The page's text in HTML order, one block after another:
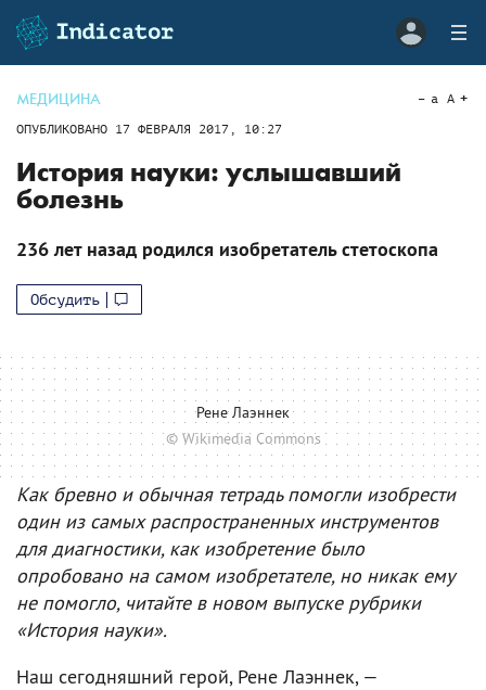
МЕДИЦИНА
ОПУБЛИКОВАНО 17 ФЕВРАЛЯ 2017, 10:27
a A
История науки: услышавший
болезнь
236 лет назад родился изобретатель стетоскопа
Обсудить
Рене Лаэннек
© Wikimedia Commons
Как бревно и обычная тетрадь помогли изобрести
один из самых распространенных инструментов
для диагностики, как изобретение было
опробовано на самом изобретателе, но никак ему
не помогло, читайте в новом выпуске рубрики
«История науки».
Наш сегодняшний герой, Рене Лаэннек, —